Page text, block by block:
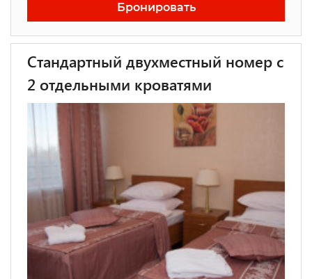
Бронировать
Стандартный двухместный номер с
2 отдельными кроватями